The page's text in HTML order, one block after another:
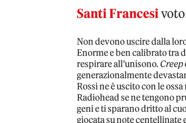
Santi Francesi
Non devono uscire dalla
Enorme e ben calibrato tra
respirare all’unisono. Creep
generazionalmente
Rossi ne è uscito con le
Radiohead se ne tengono
geni e ti sparano dritto al
giocata su note centellinate